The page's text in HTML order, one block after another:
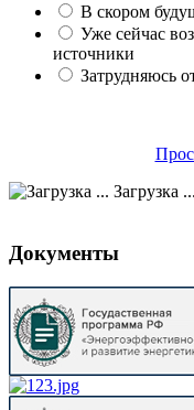
В скором
Уже сейчас
источники
Затрудняюсь
Загрузка ...
Документы